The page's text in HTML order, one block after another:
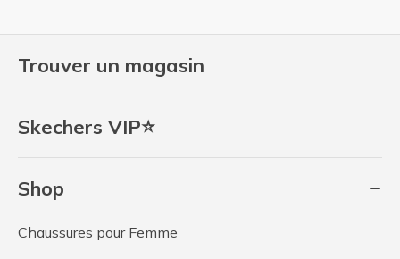
Trouver un magasin
Skechers VIP⭐
Shop
Chaussures pour Femme